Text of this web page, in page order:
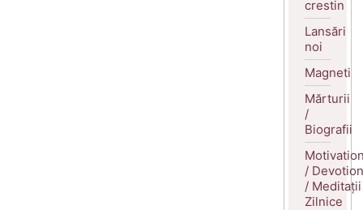
crestin
Lansări
noi
Magneti
Mărturii
/
Biografii
/
/ Meditații
Zilnice